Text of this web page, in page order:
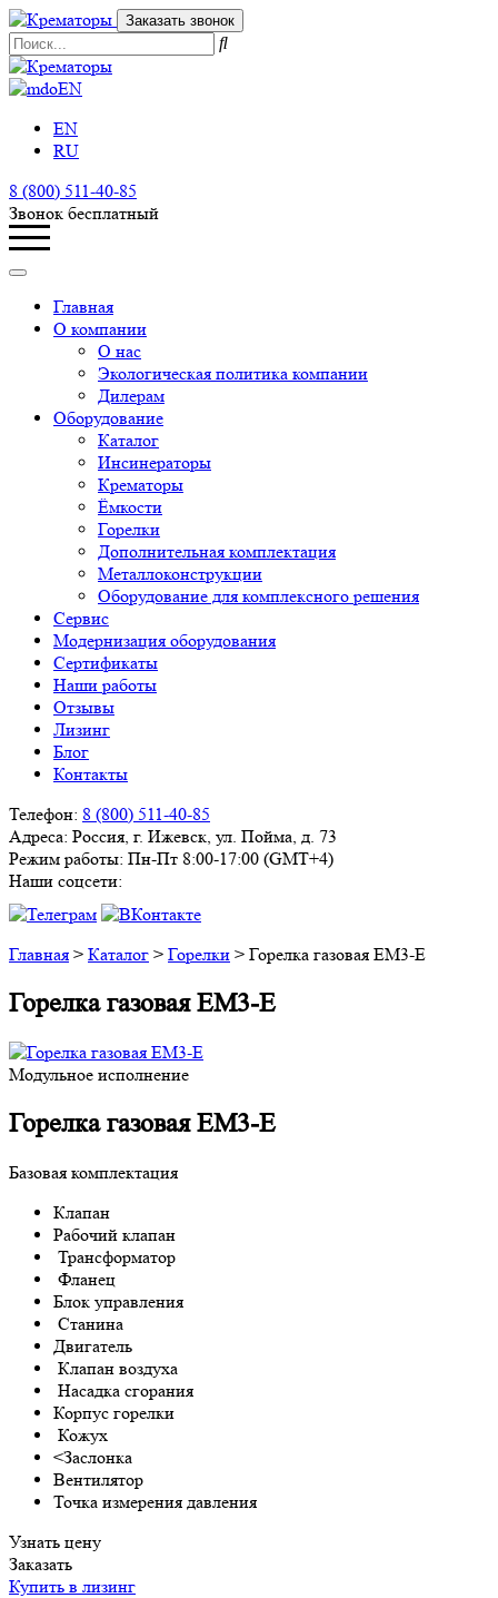
Заказать звонок
EN
EN
RU
8 (800) 511-40-85
Звонок бесплатный
Главная
О компании
О нас
Экологическая политика компании
Дилерам
Оборудование
Каталог
Инсинераторы
Крематоры
Ёмкости
Горелки
Дополнительная комплектация
Металлоконструкции
Оборудование для комплексного решения
Сервис
Модернизация оборудования
Сертификаты
Наши работы
Отзывы
Лизинг
Блог
Контакты
Телефон: 8 (800) 511-40-85
Адреса: Россия, г. Ижевск, ул. Пойма, д. 73
Режим работы: Пн-Пт 8:00-17:00 (GMT+4)
Наши соцсети:
Главная > Каталог > Горелки > Горелка газовая EM3-E
Горелка газовая EM3-E
Модульное исполнение
Горелка газовая EM3-E
Базовая комплектация
Клапан
Рабочий клапан
Трансформатор
Фланец
Блок управления
Станина
Двигатель
Клапан воздуха
Насадка сгорания
Корпус горелки
Кожух
<Заслонка
Вентилятор
Точка измерения давления
Узнать цену
Заказать
Купить в лизинг